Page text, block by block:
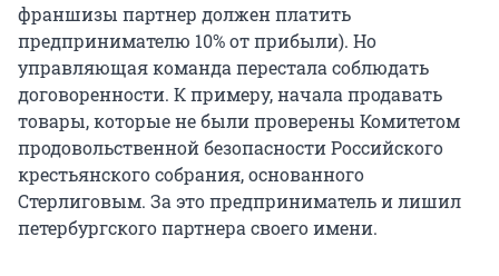
франшизы партнер должен платить
предпринимателю 10% от прибыли). Но
управляющая команда перестала соблюдать
договоренности. К примеру, начала продавать
товары, которые не были проверены Комитетом
продовольственной безопасности Российского
крестьянского собрания, основанного
Стерлиговым. За это предприниматель и лишил
петербургского партнера своего имени.